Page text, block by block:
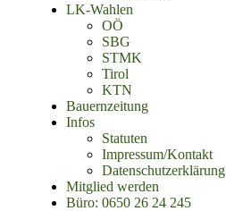
LK-Wahlen
OÖ
SBG
STMK
Tirol
KTN
Bauernzeitung
Infos
Statuten
Impressum/Kontakt
Datenschutzerklärung
Mitglied werden
Büro: 0650 26 24 245